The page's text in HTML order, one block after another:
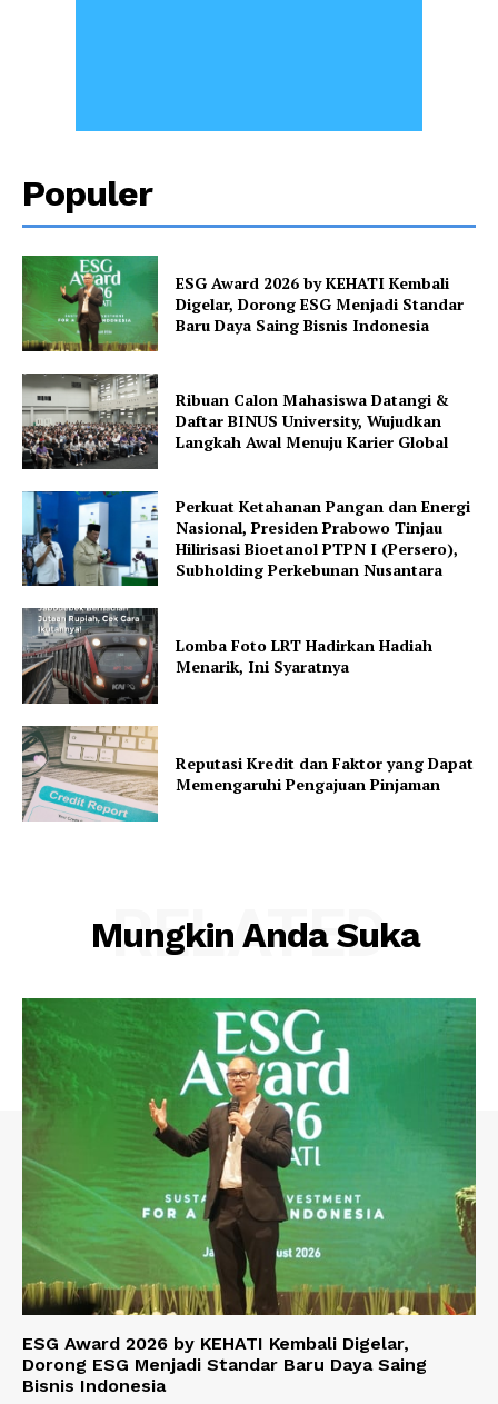
Populer
ESG Award 2026 by KEHATI Kembali
Digelar, Dorong ESG Menjadi Standar
Baru Daya Saing Bisnis Indonesia
Ribuan Calon Mahasiswa Datangi &
Daftar BINUS University, Wujudkan
Langkah Awal Menuju Karier Global
Perkuat Ketahanan Pangan dan Energi
Nasional, Presiden Prabowo Tinjau
Hilirisasi Bioetanol PTPN I (Persero),
Subholding Perkebunan Nusantara
Lomba Foto LRT Hadirkan Hadiah
Menarik, Ini Syaratnya
Reputasi Kredit dan Faktor yang Dapat
Memengaruhi Pengajuan Pinjaman
Mungkin Anda Suka
RELATED
ESG Award 2026 by KEHATI Kembali Digelar,
Dorong ESG Menjadi Standar Baru Daya Saing
Bisnis Indonesia